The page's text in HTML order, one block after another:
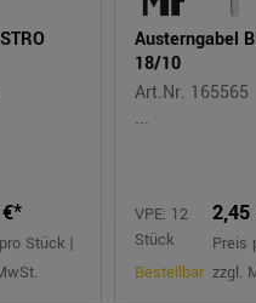
Stück |
Austerngabel
18/10
Art.Nr. 165565
...
VPE: 12
Stück
Bestellbar
Preis
zzgl.